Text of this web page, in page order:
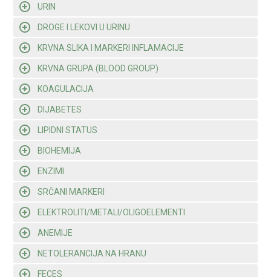
URIN
DROGE I LEKOVI U URINU
KRVNA SLIKA I MARKERI INFLAMACIJE
KRVNA GRUPA (BLOOD GROUP)
KOAGULACIJA
DIJABETES
LIPIDNI STATUS
BIOHEMIJA
ENZIMI
SRČANI MARKERI
ELEKTROLITI/METALI/OLIGOELEMENTI
ANEMIJE
NETOLERANCIJA NA HRANU
FECES